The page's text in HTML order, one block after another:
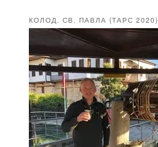
КОЛОД. СВ. ПАВЛА (ТАРС 2020)